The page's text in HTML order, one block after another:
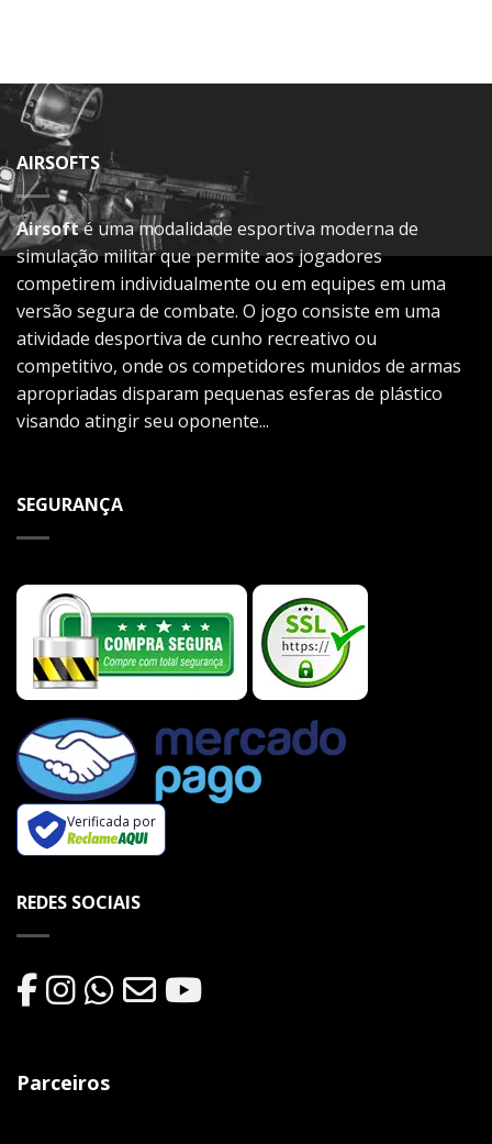
AIRSOFTS
Airsofté uma modalidade esportiva moderna de
simulação militar que permite aos jogadores
competirem individualmente ou em equipes em uma
versão segura de combate. O jogo consiste em uma
atividade desportiva de cunho recreativo ou
competitivo, onde os competidores munidos de armas
apropriadas disparam pequenas esferas de plástico
visando atingir seu oponente...
SEGURANÇA
Verificada por
REDES SOCIAIS
Parceiros